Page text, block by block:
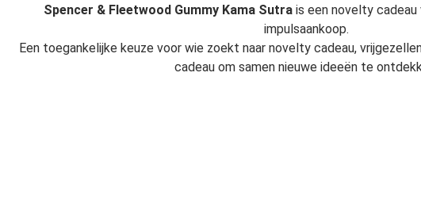
Spencer & Fleetwood Gummy Kama Sutrais een novelty cadeau
impulsaankoop.
Een toegankelijke keuze voor wie zoekt naar novelty cadeau,
cadeau om samen nieuwe ideeën te